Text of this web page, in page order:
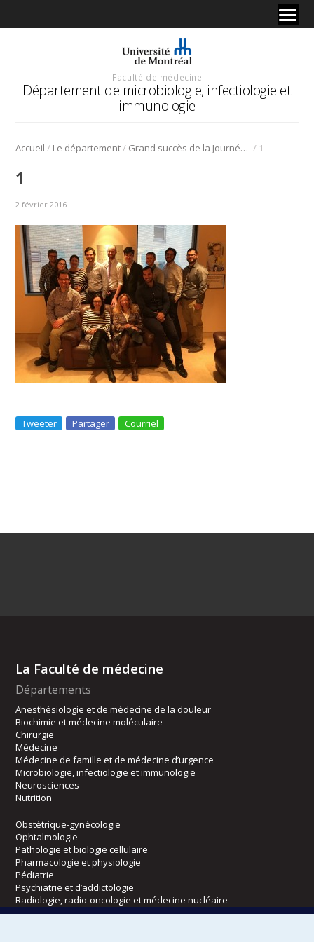
Faculté de médecine
Département de microbiologie, infectiologie et
immunologie
Accueil / Le département/ Grand succès de la Journée de la recherche des Programmes de microbiologie et maladies infectieuses de l’adulte. / 1
1
2 février 2016
Tweeter Partager Courriel
La Faculté de médecine
Départements
Anesthésiologie et de médecine de la douleur
Biochimie et médecine moléculaire
Chirurgie
Médecine
Médecine de famille et de médecine d’urgence
Microbiologie, infectiologie et immunologie
Neurosciences
Nutrition
Obstétrique-gynécologie
Ophtalmologie
Pathologie et biologie cellulaire
Pharmacologie et physiologie
Pédiatrie
Psychiatrie et d’addictologie
Radiologie, radio-oncologie et médecine nucléaire